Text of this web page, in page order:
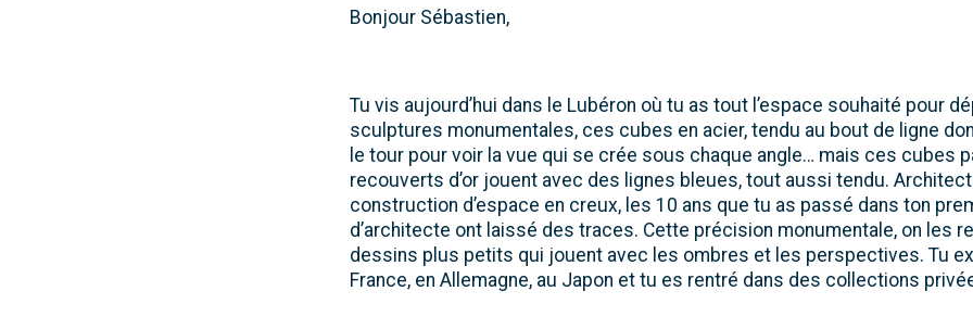
Bonjour Sébastien,
Tu vis aujourd’hui dans le Lubéron où tu as tout l’espace souhaité pour
sculptures monumentales, ces cubes en acier, tendu au bout de ligne
le tour pour voir la vue qui se crée sous chaque angle… mais ces cubes
recouverts d’or jouent avec des lignes bleues, tout aussi tendu.
construction d’espace en creux, les 10 ans que tu as passé dans ton
d’architecte ont laissé des traces. Cette précision monumentale, on les
dessins plus petits qui jouent avec les ombres et les perspectives. Tu
France, en Allemagne, au Japon et tu es rentré dans des collections